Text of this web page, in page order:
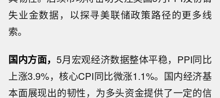
失业金数据，以探寻美联储政策路径的更多线
索。
国内方面， 5月宏观经济数据整体平稳，PPI同比
上涨3.9%，核心CPI同比微涨1.1%。国内经济基
本面展现出的韧性，为多头资金提供了一定的信